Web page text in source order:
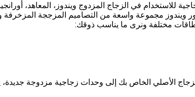
للاستخدام في الزجاج المزدوج ويندوز، المعاهد،
ويندوز مجموعة واسعة من التصاميم المزججة المزخرفة
مختلفة ونرى ما يناسب ذوقك:
الأصلي الخاص بك إلى وحدات زجاجية مزدوجة جديدة،